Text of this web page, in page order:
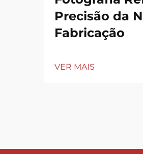
Precisão da
Fabricação
VER MAIS